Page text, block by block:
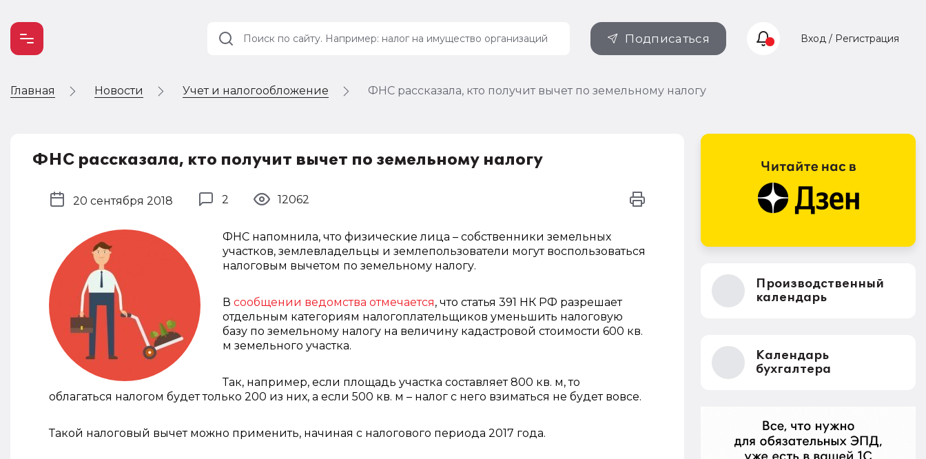
Подписаться Вход / Регистрация
Главная Новости Учет и налогообложение ФНС рассказала, кто получит вычет по земельному налогу
ФНС рассказала, кто получит вычет по земельному налогу
20 сентября 2018 2 12062
ФНС напомнила, что физические лица – собственники земельных
участков, землевладельцы и землепользователи могут воспользоваться
налоговым вычетом по земельному налогу.
В сообщении ведомства отмечается, что статья 391 НК РФ разрешает
отдельным категориям налогоплательщиков уменьшить налоговую
базу по земельному налогу на величину кадастровой стоимости 600 кв.
м земельного участка.
Так, например, если площадь участка составляет 800 кв. м, то
облагаться налогом будет только 200 из них, а если 500 кв. м – налог с него взиматься не будет вовсе.
Такой налоговый вычет можно применить, начиная с налогового периода 2017 года.
Производственный
календарь
Календарь
бухгалтера
Учет и